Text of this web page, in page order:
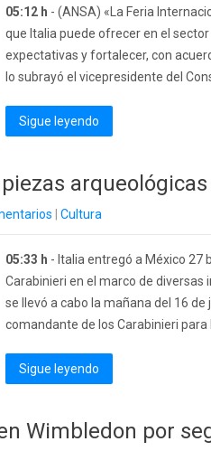
05:12 h - (ANSA) «La Feria
que Italia puede ofrecer en el
expectativas y fortalecer, con
lo subrayó el vicepresidente del
Sigue leyendo
Cultura
05:33 h - Italia entregó a México 27
Carabinieri en el marco de
se llevó a cabo la mañana del 16
comandante de los Carabinieri para
Sigue leyendo
Wimbledon por